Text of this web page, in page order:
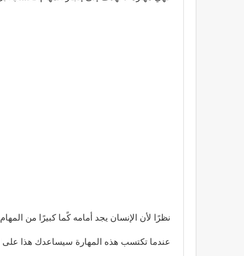
نظرًا لأن الإنسان يجد أمامه كًما كبيرًا من
عندما تكتسب هذه المهارة سيساعدك هذا على